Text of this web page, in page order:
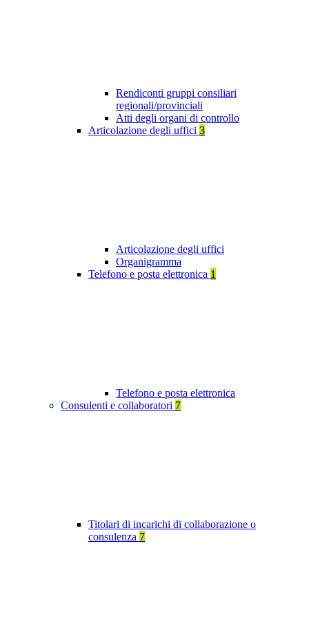
Rendiconti gruppi consiliari
regionali/provinciali
Atti degli organi di controllo
Articolazione degli uffici 3
Articolazione degli uffici
Organigramma
Telefono e posta elettronica 1
Telefono e posta elettronica
Consulenti e collaboratori 7
Titolari di incarichi di collaborazione o
consulenza 7